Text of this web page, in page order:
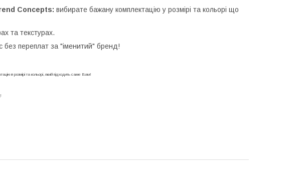
Concepts: вибирате бажану комплектацію у розмірі та кольорі що
та текстурах.
переплат за "іменитий" бренд!
в розмірі та кольорі, який підходить саме Вам!